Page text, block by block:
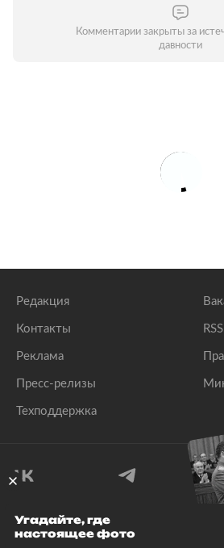
Комментарии закрыты за
давности
Редакция
Контакты
Реклама
Пресс-релизы
Техподдержка
RSS
© 1999–2026 Все права
Угадайте, где
настоящее фото